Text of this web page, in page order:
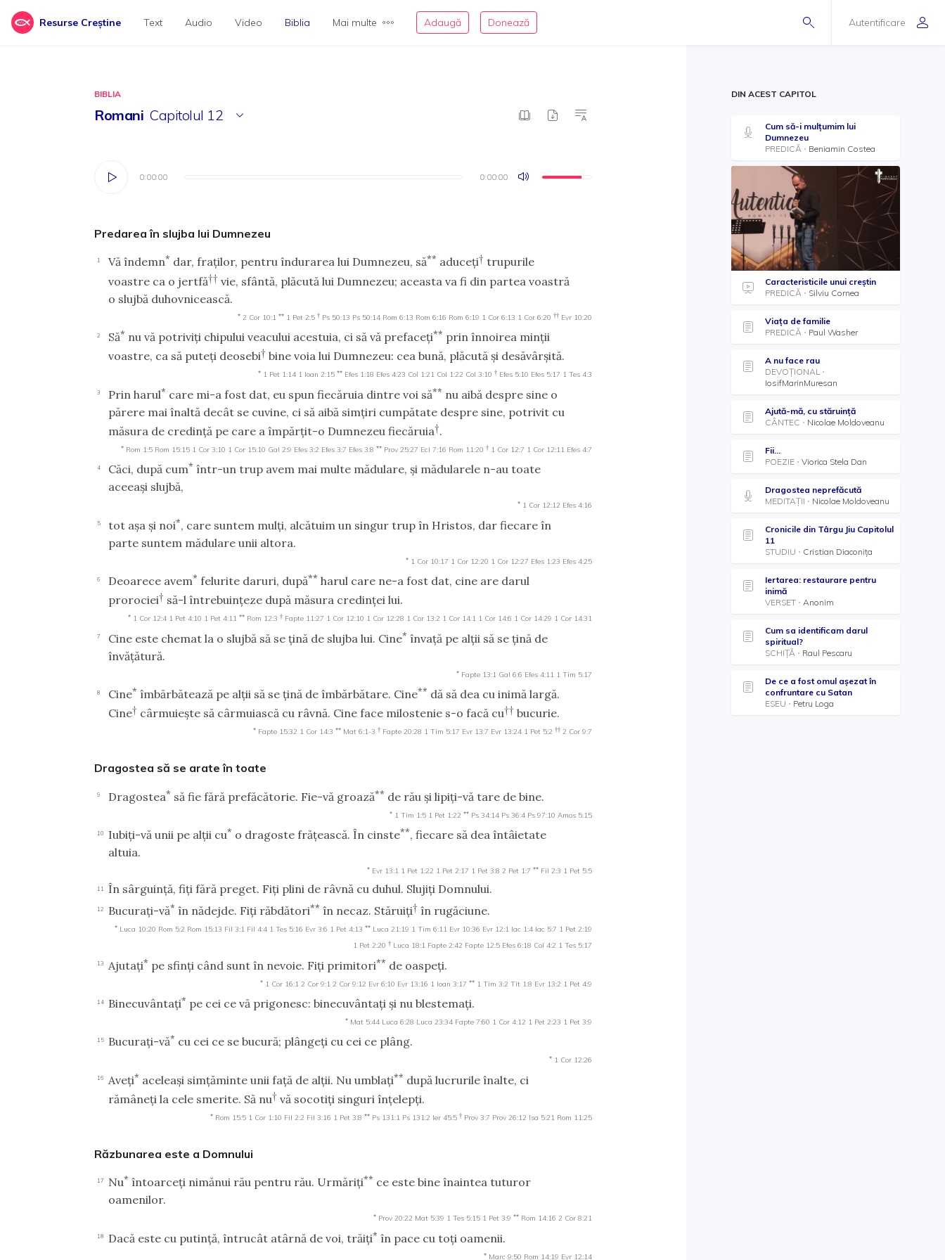
Resurse Creștine Autentificare
Text Audio Video Biblia Mai multe Adaugă Donează
BIBLIA
Romani Capitolul 12
0:00:00 0:00:00
0:00:00 0:00:00
Predarea în slujba lui Dumnezeu
1 Vă îndemn* dar, fraţilor, pentru îndurarea lui Dumnezeu, să** aduceţi† trupurile
voastre ca o jertfă†† vie, sfântă, plăcută lui Dumnezeu; aceasta va fi din partea voastră
o slujbă duhovnicească.
* 2 Cor 10:1 ** 1 Pet 2:5 † Ps 50:13 Ps 50:14 Rom 6:13 Rom 6:16 Rom 6:19 1 Cor 6:13 1 Cor 6:20 †† Evr 10:20
2 Să* nu vă potriviţi chipului veacului acestuia, ci să vă prefaceţi** prin înnoirea minţii
voastre, ca să puteţi deosebi† bine voia lui Dumnezeu: cea bună, plăcută şi desăvârşită.
* 1 Pet 1:14 1 Ioan 2:15 ** Efes 1:18 Efes 4:23 Col 1:21 Col 1:22 Col 3:10 † Efes 5:10 Efes 5:17 1 Tes 4:3
3 Prin harul* care mi-a fost dat, eu spun fiecăruia dintre voi să** nu aibă despre sine o
părere mai înaltă decât se cuvine, ci să aibă simţiri cumpătate despre sine, potrivit cu
măsura de credinţă pe care a împărţit-o Dumnezeu fiecăruia†.
* Rom 1:5 Rom 15:15 1 Cor 3:10 1 Cor 15:10 Gal 2:9 Efes 3:2 Efes 3:7 Efes 3:8 ** Prov 25:27 Ecl 7:16 Rom 11:20 † 1 Cor 12:7 1 Cor 12:11 Efes 4:7
4 Căci, după cum* într-un trup avem mai multe mădulare, şi mădularele n-au toate
aceeaşi slujbă,
* 1 Cor 12:12 Efes 4:16
5 tot aşa şi noi*, care suntem mulţi, alcătuim un singur trup în Hristos, dar fiecare în
parte suntem mădulare unii altora.
* 1 Cor 10:17 1 Cor 12:20 1 Cor 12:27 Efes 1:23 Efes 4:25
6 Deoarece avem* felurite daruri, după** harul care ne-a fost dat, cine are darul
prorociei† să-l întrebuinţeze după măsura credinţei lui.
* 1 Cor 12:4 1 Pet 4:10 1 Pet 4:11 ** Rom 12:3 † Fapte 11:27 1 Cor 12:10 1 Cor 12:28 1 Cor 13:2 1 Cor 14:1 1 Cor 14:6 1 Cor 14:29 1 Cor 14:31
7 Cine este chemat la o slujbă să se ţină de slujba lui. Cine* învaţă pe alţii să se ţină de
învăţătură.
* Fapte 13:1 Gal 6:6 Efes 4:11 1 Tim 5:17
8 Cine* îmbărbătează pe alţii să se ţină de îmbărbătare. Cine** dă să dea cu inimă largă.
Cine† cârmuieşte să cârmuiască cu râvnă. Cine face milostenie s-o facă cu†† bucurie.
* Fapte 15:32 1 Cor 14:3 ** Mat 6:1-3 † Fapte 20:28 1 Tim 5:17 Evr 13:7 Evr 13:24 1 Pet 5:2 †† 2 Cor 9:7
Dragostea să se arate în toate
9 Dragostea* să fie fără prefăcătorie. Fie-vă groază** de rău şi lipiţi-vă tare de bine.
* 1 Tim 1:5 1 Pet 1:22 ** Ps 34:14 Ps 36:4 Ps 97:10 Amos 5:15
10 Iubiţi-vă unii pe alţii cu* o dragoste frăţească. În cinste**, fiecare să dea întâietate
altuia.
* Evr 13:1 1 Pet 1:22 1 Pet 2:17 1 Pet 3:8 2 Pet 1:7 ** Fil 2:3 1 Pet 5:5
11 În sârguinţă, fiţi fără preget. Fiţi plini de râvnă cu duhul. Slujiţi Domnului.
12 Bucuraţi-vă* în nădejde. Fiţi răbdători** în necaz. Stăruiţi† în rugăciune.
* Luca 10:20 Rom 5:2 Rom 15:13 Fil 3:1 Fil 4:4 1 Tes 5:16 Evr 3:6 1 Pet 4:13 ** Luca 21:19 1 Tim 6:11 Evr 10:36 Evr 12:1 Iac 1:4 Iac 5:7 1 Pet 2:19
1 Pet 2:20 † Luca 18:1 Fapte 2:42 Fapte 12:5 Efes 6:18 Col 4:2 1 Tes 5:17
13 Ajutaţi* pe sfinţi când sunt în nevoie. Fiţi primitori** de oaspeţi.
* 1 Cor 16:1 2 Cor 9:1 2 Cor 9:12 Evr 6:10 Evr 13:16 1 Ioan 3:17 ** 1 Tim 3:2 Tit 1:8 Evr 13:2 1 Pet 4:9
14 Binecuvântaţi* pe cei ce vă prigonesc: binecuvântaţi şi nu blestemaţi.
* Mat 5:44 Luca 6:28 Luca 23:34 Fapte 7:60 1 Cor 4:12 1 Pet 2:23 1 Pet 3:9
15 Bucuraţi-vă* cu cei ce se bucură; plângeţi cu cei ce plâng.
* 1 Cor 12:26
16 Aveţi* aceleaşi simţăminte unii faţă de alţii. Nu umblaţi** după lucrurile înalte, ci
rămâneţi la cele smerite. Să nu† vă socotiţi singuri înţelepţi.
* Rom 15:5 1 Cor 1:10 Fil 2:2 Fil 3:16 1 Pet 3:8 ** Ps 131:1 Ps 131:2 Ier 45:5 † Prov 3:7 Prov 26:12 Isa 5:21 Rom 11:25
Răzbunarea este a Domnului
17 Nu* întoarceţi nimănui rău pentru rău. Urmăriţi** ce este bine înaintea tuturor
oamenilor.
* Prov 20:22 Mat 5:39 1 Tes 5:15 1 Pet 3:9 ** Rom 14:16 2 Cor 8:21
18 Dacă este cu putinţă, întrucât atârnă de voi, trăiţi* în pace cu toţi oamenii.
* Marc 9:50 Rom 14:19 Evr 12:14
DIN ACEST CAPITOL
Cum să-i mulțumim lui
Dumnezeu
PREDICĂ
Beniamin Costea
Caracteristicile unui creștin
PREDICĂ
Silviu Cornea
Viața de familie
PREDICĂ
Paul Washer
A nu face rau
DEVOȚIONAL
IosifMarinMuresan
Ajută-mă, cu stăruință
CÂNTEC
Nicolae Moldoveanu
Fii...
POEZIE
Viorica Stela Dan
Dragostea neprefăcută
MEDITAȚII
Nicolae Moldoveanu
Cronicile din Târgu Jiu Capitolul
11
STUDIU
Cristian Diaconița
Iertarea: restaurare pentru
inimă
VERSET
Anonim
Cum sa identificam darul
spiritual?
SCHIȚĂ
Raul Pescaru
De ce a fost omul așezat în
confruntare cu Satan
ESEU
Petru Loga